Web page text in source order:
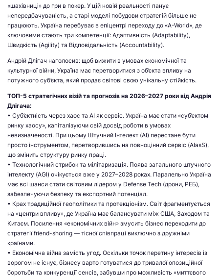
«шахівниці» до гри в покер. У цій новій реальності панує
непередбачуваність, а старі моделі побудови стратегій більше не
працюють. Україна перебуває в епіцентрі переходу до «A-World», де
ключовими стають три компетенції: Адаптивність (Adaptability),
Швидкість (Agility) та Відповідальність (Accountability).
Андрій Длігач наголосив: щоб вижити в умовах економічної та
культурної війни, Україна має перетворитися з об’єкта впливу на
потужного суб’єкта, який продає світові свою унікальну стійкість.
ТОП-5 стратегічних візій та прогнозів на 2026–2027 роки від Андрія
Длігача:
• Суб’єктність через хаос та AI як сервіс. Україна має стати «суб’єктом
ринку хаосу», капіталізуючи свій досвід роботи в умовах
невизначеності. При цьому Штучний Інтелект (AI) перестане бути
просто інструментом, перетворившись на повноцінний сервіс (AIasS),
що змінить структуру ринку праці.
• Технологічний стрибок та мілітаризація. Поява загального штучного
інтелекту (AGI) очікується вже у 2027–2028 роках. Паралельно Україна
має всі шанси стати світовим лідером у Defense Tech (дрони, РЕБ),
забезпечуючи безпеку та експортний потенціал.
• Крах традиційної геополітики та протекціонізм. Світ фрагментується
на «центри впливу», де Україна має балансувати між США, Заходом та
Китаєм. Посилення «економічних війн» змусить бізнес переходити до
стратегії friend-shoring — тісної співпраці виключно з дружніми
країнами.
• Економічна війна замість угод. Оскільки точок перетину інтересів із
ворогом не існує, бізнесу варто готуватися до тривалої опозиційної
боротьби та конкуренції сенсів, забувши про можливість «миттєвого